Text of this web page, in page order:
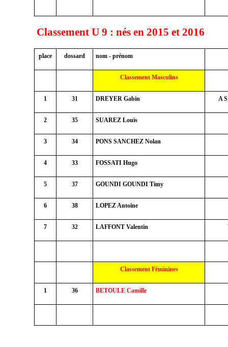
Classement U 9 : nés en 2015 et 2016
place dossard nom - prénom
Classement Masculins
1 31 DREYER Gabin A
2 35 SUAREZ Louis
3 34 PONS SANCHEZ Nolan
4 33 FOSSATI Hugo
5 37 GOUNDI GOUNDI Timy
6 38 LOPEZ Antoine
7 32 LAFFONT Valentin
Classement Féminines
1 36 BETOULE Camille